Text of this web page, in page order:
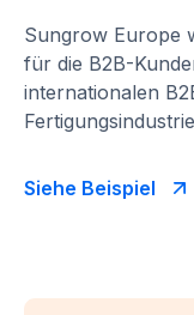
Sungrow Europe
für die B2B-
internationalen
Siehe Beispiel